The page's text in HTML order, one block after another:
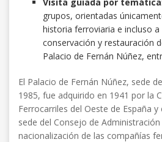
grupos, orientadas
historia ferroviaria e incluso a
conservación y restauración
Palacio de Fernán Núñez,
El Palacio de Fernán Núñez, sede
1985, fue adquirido en 1941 por la
Ferrocarriles del Oeste de España
sede del Consejo de Administración
nacionalización de las compañías